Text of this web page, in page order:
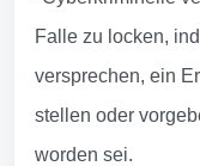
Falle zu locken,
versprechen, ein
stellen oder
worden sei.